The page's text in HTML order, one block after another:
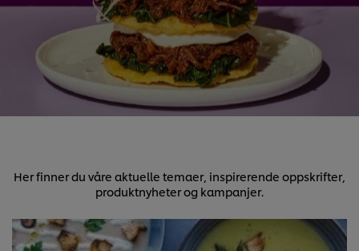
Her finner du våre aktuelle temaer, inspirerende oppskrifter,
produktnyheter og kampanjer.